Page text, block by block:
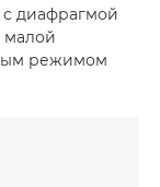
диафрагмой
малой
режимом